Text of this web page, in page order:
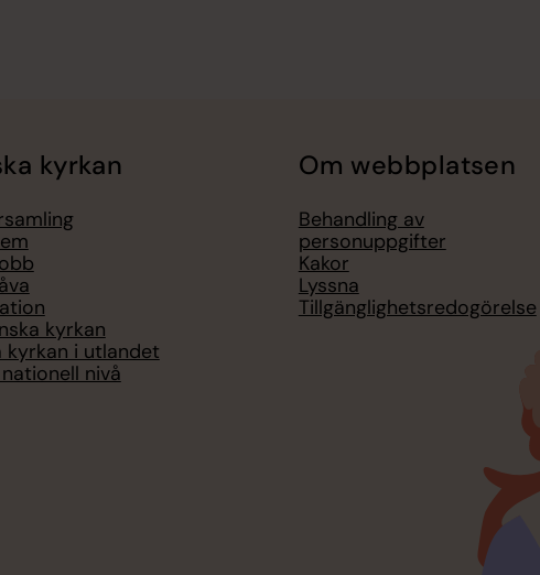
kyrkan
kyrkan
kyrkan i utlandet
nivå
Om webbplatsen
Behandling av
personuppgifter
Kakor
Lyssna
Tillgänglighetsredogörelse